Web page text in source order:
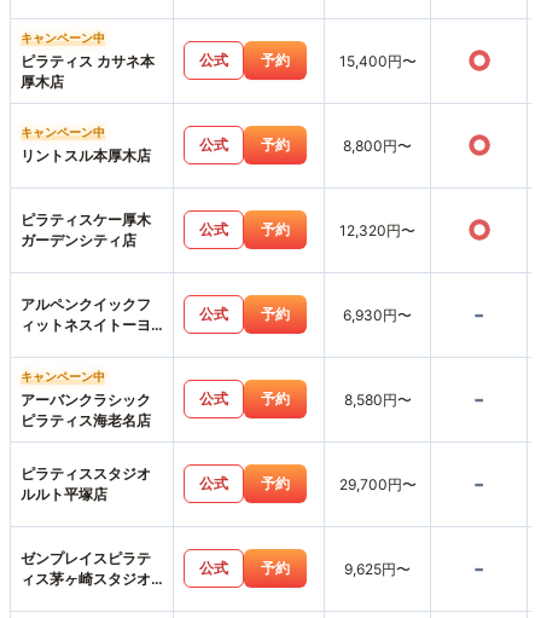
キャンペーン中
ピラティス カサネ本
厚木店
公式 予約 15,400円〜 ○
キャンペーン中
リントスル本厚木店
公式 予約 8,800円〜 ○
ピラティスケー厚木
ガーデンシティ店
公式 予約 12,320円〜 ○
アルペンクイックフ
ィットネスイトーヨ
公式 予約 6,930円〜 -
キャンペーン中
アーバンクラシック
ピラティス海老名店
公式 予約 8,580円〜 -
ピラティススタジオ
ルルト平塚店
公式 予約 29,700円〜 -
ゼンプレイスピラテ
ィス茅ヶ崎スタジオ
公式 予約 9,625円〜 -